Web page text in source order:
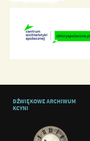
DŹWIĘKOWE ARCHIWUM
KCYNI